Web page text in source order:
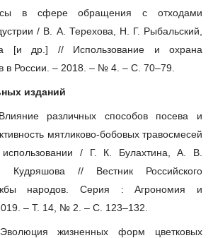
в сфере обращения с отходами
/ В. А. Терехова, Н. Г. Рыбальский,
[и др.] // Использование и охрана
в России. – 2018. – № 4. – С. 70–79.
изданий
различных способов посева и
мятликово-бобовых травосмесей
использовании / Г. К. Булахтина, А. В.
// Вестник Российского
народов. Серия : Агрономия и
– Т. 14, № 2. – С. 123–132.
жизненных форм цветковых